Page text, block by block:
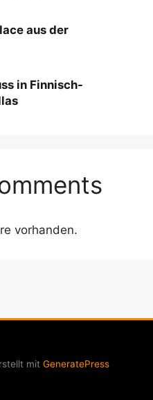
aus der
in Finnisch-
vorhanden.
mit GeneratePress